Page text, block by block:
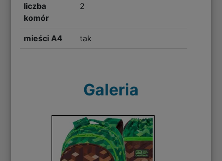
liczba
komór
2
mieści A4 tak
Galeria